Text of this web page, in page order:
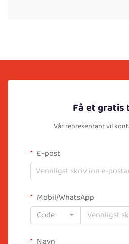
Få et gratis
Vår representant vil
E-post
Mobil/WhatsApp
Code